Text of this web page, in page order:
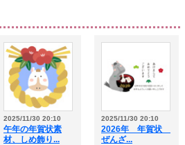
2025/11/30 20:10
午年の年賀状素
材、しめ飾り...
2025/11/30 20:10
2026年 年賀状
ぜんざ...